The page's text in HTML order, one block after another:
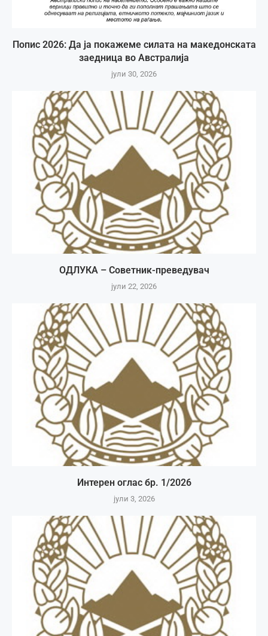
Попис 2026: Да ја покажеме силата на македонската
заедница во Австралија
јули 30, 2026
ОДЛУКА – Советник-преведувач
јули 22, 2026
Интерен оглас бр. 1/2026
јули 3, 2026